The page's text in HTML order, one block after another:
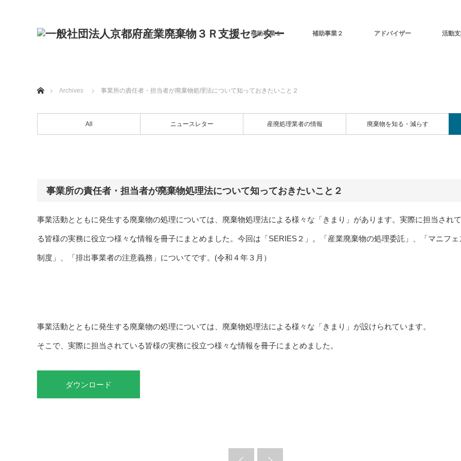
補助事業１ 補助事業２ アドバイザー 活動
Archives
事業所の責任者・担当者が廃棄物処理法について知っておきたいこと２
All ニュースレター 産廃処理業者の情報 廃棄物を知る・減らす
事業所の責任者・担当者が廃棄物処理法について知っておきたいこと２
事業活動とともに発生する廃棄物の処理については、廃棄物処理法による様々な「きまり」があります。実際に担当され
る皆様の実務に役立つ様々な情報を冊子にまとめました。今回は「SERIES２」。「産業廃棄物の処理委託」、「マニフェ
制度」、「排出事業者の注意義務」についてです。(令和４年３月）
事業活動とともに発生する廃棄物の処理については、廃棄物処理法による様々な「きまり」が設けられています。
そこで、実際に担当されている皆様の実務に役立つ様々な情報を冊子にまとめました。
ダウンロード